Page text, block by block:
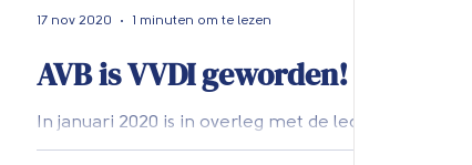
een toezegging...
AVB is VVDI geworden!
In januari 2020 is in overleg met de leden
besloten dat het tijd werd voor de
17 nov 2020 1 minuten om te lezen